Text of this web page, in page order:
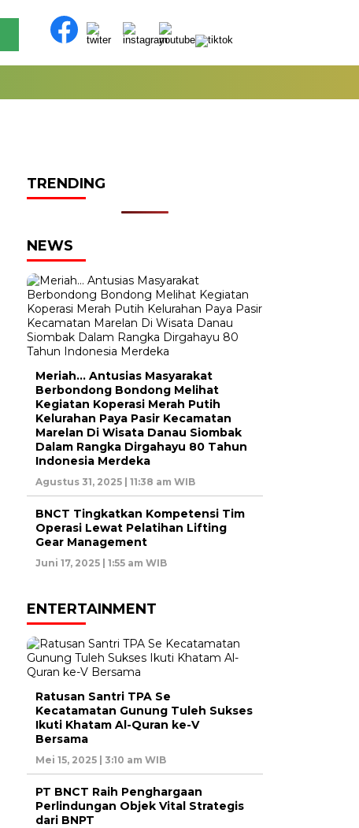
TRENDING
NEWS
Meriah… Antusias Masyarakat
Berbondong Bondong Melihat
Kegiatan Koperasi Merah Putih
Kelurahan Paya Pasir Kecamatan
Marelan Di Wisata Danau Siombak
Dalam Rangka Dirgahayu 80 Tahun
Indonesia Merdeka
Agustus 31, 2025 | 11:38 am WIB
BNCT Tingkatkan Kompetensi Tim
Operasi Lewat Pelatihan Lifting
Gear Management
Juni 17, 2025 | 1:55 am WIB
ENTERTAINMENT
Ratusan Santri TPA Se
Kecatamatan Gunung Tuleh Sukses
Ikuti Khatam Al-Quran ke-V
Bersama
Mei 15, 2025 | 3:10 am WIB
PT BNCT Raih Penghargaan
Perlindungan Objek Vital Strategis
dari BNPT